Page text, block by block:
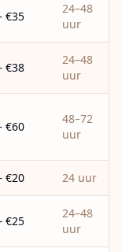
€35
24–48
uur
€38
24–48
uur
€60
48–72
uur
€20 24 uur
€25
24–48
uur